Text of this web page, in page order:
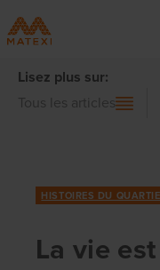
Lisez plus sur:
Tous les articles
HISTOIRES DU
La vie